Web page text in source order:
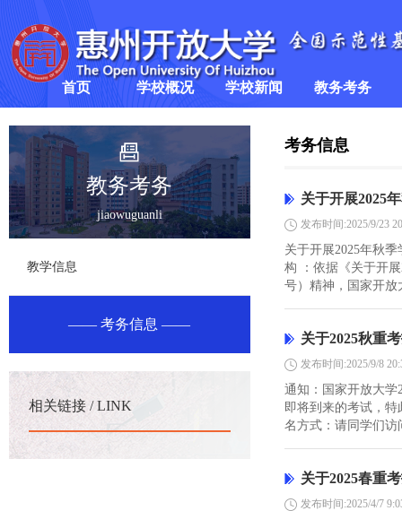
首页 学校概况
学校简介
领导班子
组织架构
学校新闻
学校要闻
通知公告
教务考务
教务考务
jiaowuguanli
教学信息
考务信息
相关链接 / LINK
>
考务信息
关于开展2025
发布时间:2025/9/23
关于开展2025年秋
构 ：依据《关于开
号）精神，国家开
关于2025秋重
发布时间:2025/9/8
通知：国家开放大学
即将到来的考试，特
名方式：请同学们
关于2025春重
发布时间:2025/4/7